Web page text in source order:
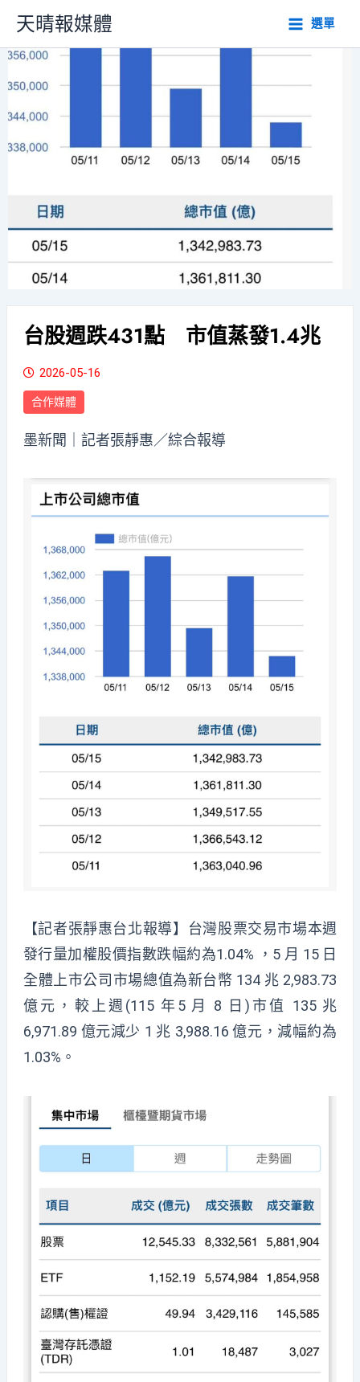
主
內
天晴報媒體 選單
台股週跌431點 市值蒸發1.4兆
2026-05-16
合作媒體
墨新聞 ｜記者張靜惠／綜合報導
【記者張靜惠台北報導】​台灣股票交易市場本週
發行量加權股價指數跌幅約為1.04% ，5 月 15 日
全體上市公司市場總值為新台幣 134 兆 2,983.73
億元，較上週(115 年5 月 8 日)市值 135 兆
6,971.89 億元減少 1 兆 3,988.16 億元，減幅約為
1.03%。